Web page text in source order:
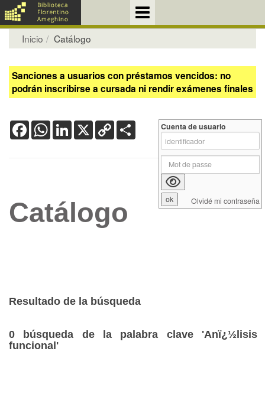
Inicio Catálogo
Sanciones a usuarios con préstamos vencidos: no
podrán inscribirse a cursada ni rendir exámenes finales
FacebookWhatsApp
LinkedIn
X Copy
Link
Catálogo
Resultado de la búsqueda
0 búsqueda de la palabra clave 'Anï¿½lisis
funcional'
Cuenta de usuario
Olvidé mi contraseña